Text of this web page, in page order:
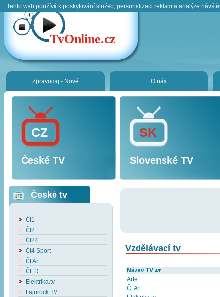
Tento web používá k poskytování služeb, personalizaci reklam a analýze
TvOnline.cz
Zpravodaj - Nové O nás
České TV Slovenské TV
CZ SK
České tv
Čt1
Čt2
Čt24
Čt4 Sport
Čt Art
Čt :D
Elektrika.tv
Fajnrock TV
Vzdělávací tv
Název TV ▴▾
Arte
Čt Art